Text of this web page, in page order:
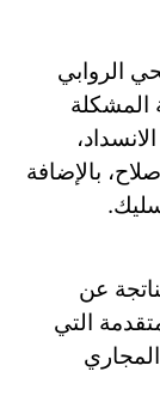
الروابي
المشكلة
بالإضافة
عن
التي